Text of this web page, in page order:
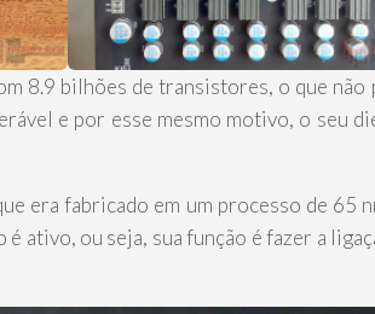
8.9 bilhões de transistores, o que não
e por esse mesmo motivo, o seu
era fabricado em um processo de 65
ativo, ou seja, sua função é fazer a